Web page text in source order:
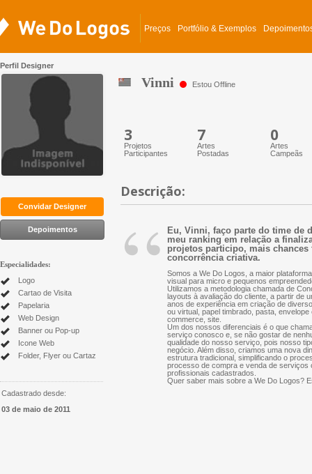
Preços Portfólio & Exemplos
Convidar Designer
Depoimentos
Especialidades:
Logo
Cartao de Visita
Papelaria
Web Design
Banner ou Pop-up
Icone Web
Folder, Flyer ou Cartaz
Cadastrado desde:
03 de maio de 2011
Vinni Estou Offline
Perfil Designer
3
Projetos
Participantes
7
Artes
Postadas
0
Artes
Campeãs
Descrição:
“
Eu, Vinni, faço parte do time de
meu ranking em relação a
projetos participo, mais
concorrência criativa.
Somos a We Do Logos, a maior
visual para micro e pequenos
Utilizamos a metodologia chamada de
layouts à avaliação do cliente, a partir de
anos de experiência em criação de
ou virtual, papel timbrado, pasta,
commerce, site.
Um dos nossos diferenciais é o que
serviço conosco e, se não gostar de
qualidade do nosso serviço, pois nosso
negócio. Além disso, criamos uma nova
estrutura tradicional, simplificando o
processo de compra e venda de serviços
profissionais cadastrados.
Quer saber mais sobre a We Do Logos?